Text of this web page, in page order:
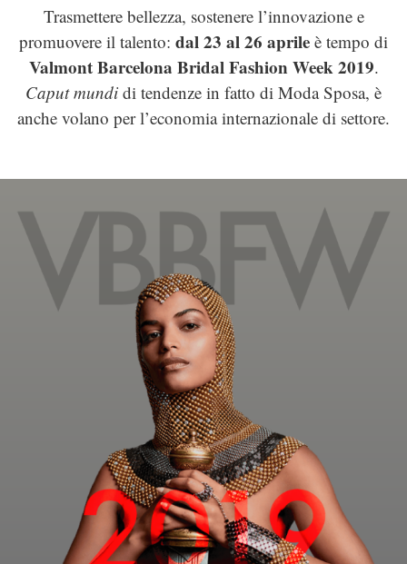
Trasmettere bellezza, sostenere l’innovazione e
promuovere il talento: dal 23 al 26 aprile è tempo di
Valmont Barcelona Bridal Fashion Week 2019.
Caput mundi di tendenze in fatto di Moda Sposa, è
anche volano per l’economia internazionale di settore.